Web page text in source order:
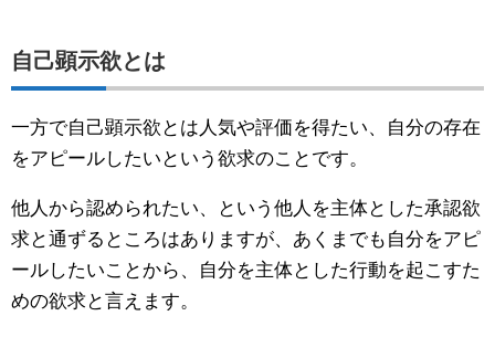
自己顕示欲とは
一方で自己顕示欲とは人気や評価を得たい、自分の存在
をアピールしたいという欲求のことです。
他人から認められたい、という他人を主体とした承認欲
求と通ずるところはありますが、あくまでも自分をアピ
ールしたいことから、自分を主体とした行動を起こすた
めの欲求と言えます。